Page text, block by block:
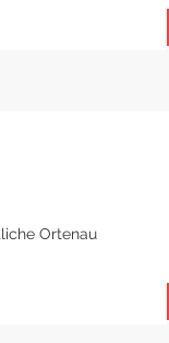
Ortenau